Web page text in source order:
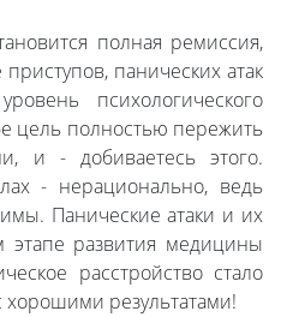
полная ремиссия,
панических атак
психологического
цель полностью пережить
и - добиваетесь этого.
- нерационально, ведь
Панические атаки и их
развития медицины
расстройство стало
хорошими результатами!